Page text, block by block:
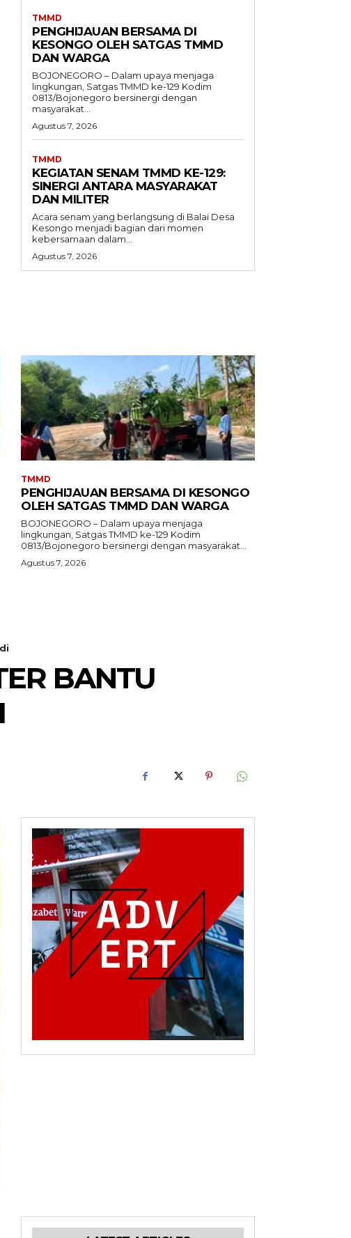
TMMD
PENGHIJAUAN BERSAMA DI
KESONGO OLEH SATGAS TMMD
DAN WARGA
BOJONEGORO – Dalam upaya menjaga
lingkungan, Satgas TMMD ke-129 Kodim
0813/Bojonegoro bersinergi dengan
masyarakat...
Agustus 7, 2026
TMMD
KEGIATAN SENAM TMMD KE-129:
SINERGI ANTARA MASYARAKAT
DAN MILITER
Acara senam yang berlangsung di Balai Desa
Kesongo menjadi bagian dari momen
kebersamaan dalam...
Agustus 7, 2026
TMMD
PENGHIJAUAN BERSAMA DI KESONGO
OLEH SATGAS TMMD DAN WARGA
BOJONEGORO – Dalam upaya menjaga
lingkungan, Satgas TMMD ke-129 Kodim
0813/Bojonegoro bersinergi dengan masyarakat...
Agustus 7, 2026